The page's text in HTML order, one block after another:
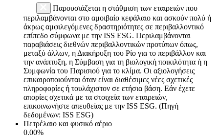
Παρουσιάζεται η στάθμιση των εταιρειών που
περιλαμβάνονται στο αμοιβαίο κεφάλαιο και ασκούν πολύ ή
άκρως αμφιλεγόμενες δραστηριότητες σε περιβαλλοντικό
επίπεδο σύμφωνα με την ISS ESG. Περιλαμβάνονται
παραβιάσεις διεθνών περιβαλλοντικών προτύπων όπως,
μεταξύ άλλων, η Διακήρυξη του Ρίο για το περιβάλλον και
την ανάπτυξη, η Σύμβαση για τη βιολογική ποικιλότητα ή η
Συμφωνία του Παρισιού για το κλίμα. Οι αξιολογήσεις
επικαιροποιούνται όταν είναι διαθέσιμες νέες σχετικές
πληροφορίες ή τουλάχιστον σε ετήσια βάση. Εάν έχετε
απορίες σχετικά με τα στοιχεία των εταιρειών,
επικοινωνήστε απευθείας με την ISS ESG. (Πηγή
δεδομένων: ISS ESG)
Πετρέλαιο και φυσικό αέριο
0.00%